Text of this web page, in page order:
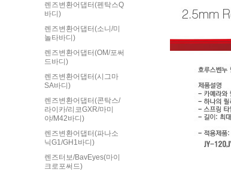
렌즈변환어댑터(펜탁스Q
바디)
렌즈변환어댑터(소니/미
놀타바디)
렌즈변환어댑터(OM/포써
드바디)
렌즈변환어댑터(시그마
SA바디)
렌즈변환어댑터(콘탁스/
라이카/리코GXR/마미
야/M42바디)
렌즈변환어댑터(파나소
닉G1/GH1바디)
렌즈터보/BavEyes(마이
크로포써드)